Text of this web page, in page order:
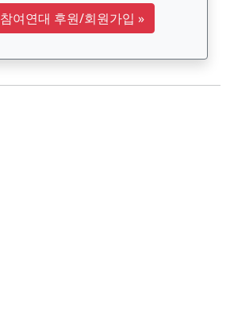
참여연대 후원/회원가입 »